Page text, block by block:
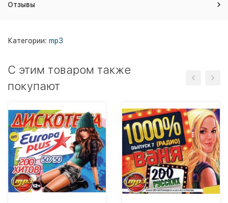
Отзывы
Категории: mp3
C этим товаром также
покупают